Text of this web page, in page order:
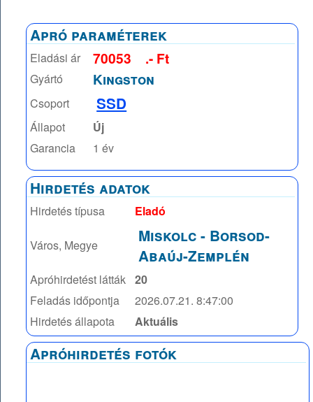
Apró paraméterek
Eladási ár 70053 .- Ft
Gyártó Kingston
Csoport SSD
Állapot
Új
Garancia
1 év
Hirdetés adatok
Hirdetés típusa Eladó
Város, Megye Miskolc- Borsod-
Abaúj-Zemplén
Apróhirdetést látták 20
Feladás időpontja
2026.07.21. 8:47:00
Hirdetés állapota
Aktuális
Apróhirdetés fotók